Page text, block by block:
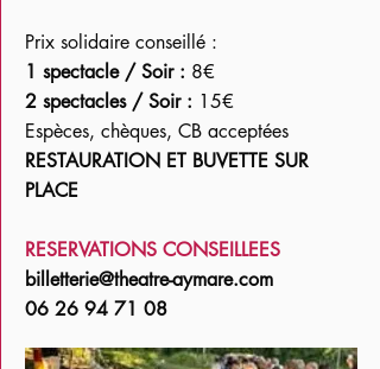
Prix solidaire conseillé :
1 spectacle / Soir : 8€
2 spectacles / Soir : 15€
Espèces, chèques, CB acceptées
RESTAURATION ET BUVETTE SUR
PLACE
RESERVATIONS CONSEILLEES
billetterie@theatre-aymare.com
06 26 94 71 08